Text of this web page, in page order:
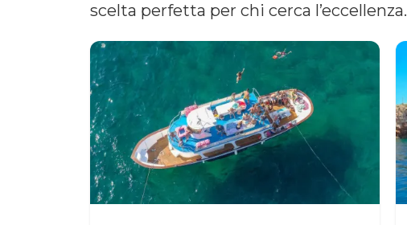
scelta perfetta per chi cerca l’eccellenza.